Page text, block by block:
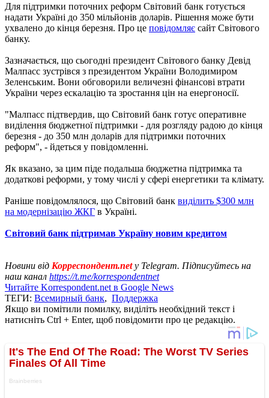
Для підтримки поточних реформ Світовий банк готується
надати Україні до 350 мільйонів доларів. Рішення може бути
ухвалено до кінця березня. Про це повідомляє сайт Світового
банку.
Зазначається, що сьогодні президент Світового банку Девід
Малпасс зустрівся з президентом України Володимиром
Зеленським. Вони обговорили величезні фінансові втрати
України через ескалацію та зростання цін на енергоносії.
"Малпасс підтвердив, що Світовий банк готує оперативне
виділення бюджетної підтримки - для розгляду радою до кінця
березня - до 350 млн доларів для підтримки поточних
реформ", - йдеться у повідомленні.
Як вказано, за цим піде подальша бюджетна підтримка та
додаткові реформи, у тому числі у сфері енергетики та клімату.
Раніше повідомлялося, що Світовий банк виділить $300 млн
на модернізацію ЖКГ в Україні.
Світовий банк підтримав Україну новим кредитом
Новини від Корреспондент.netу Telegram. Підписуйтесь на
наш канал https://t.me/korrespondentnet
Читайте Korrespondent.net в Google News
ТЕГИ: Всемирный банк, Поддержка
Якщо ви помітили помилку, виділіть необхідний текст і
натисніть Ctrl + Enter, щоб повідомити про це редакцію.